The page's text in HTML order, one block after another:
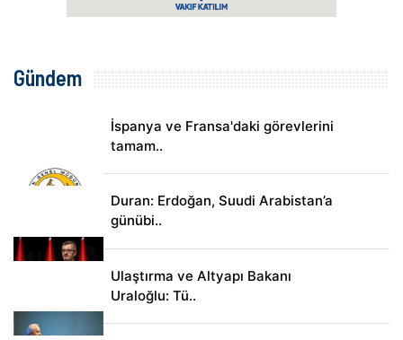
Gündem
İspanya ve Fransa'daki görevlerini
tamam..
Duran: Erdoğan, Suudi Arabistan’a
günübi..
Ulaştırma ve Altyapı Bakanı
Uraloğlu: Tü..